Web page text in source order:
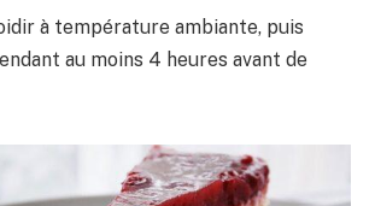
à température ambiante, puis
au moins 4 heures avant de